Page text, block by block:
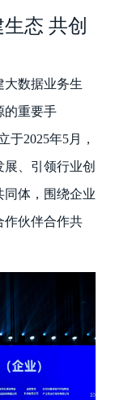
态 共创
大数据业务生
的重要手
于2025年5月，
、引领行业创
同体，围绕企业
作伙伴合作共